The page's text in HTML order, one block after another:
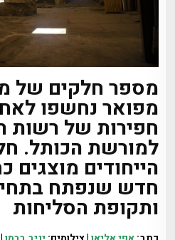
מספר חלקים של
מפואר נחשפו
חפירות של רשות
למורשת הכותל.
הייחודים
חדש שנפתח
ותקופת הסליחות